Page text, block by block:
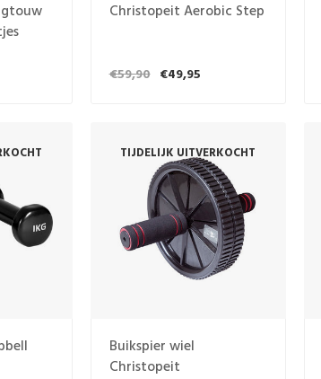
Christopeit Aerobic Step
€59,90 €49,95
TIJDELIJK UITVERKOCHT
Buikspier wiel
Christopeit